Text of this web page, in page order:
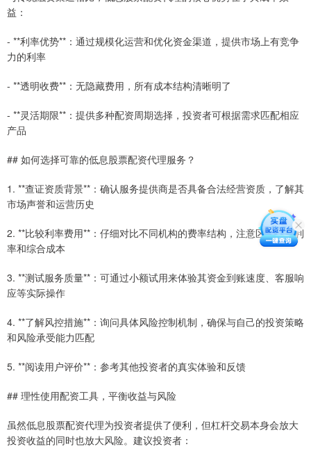
益：
- **利率优势**：通过规模化运营和优化资金渠道，提供市场上有竞争
力的利率
- **透明收费**：无隐藏费用，所有成本结构清晰明了
- **灵活期限**：提供多种配资周期选择，投资者可根据需求匹配相应
产品
## 如何选择可靠的低息股票配资代理服务？
1. **查证资质背景**：确认服务提供商是否具备合法经营资质，了解其
市场声誉和运营历史
2. **比较利率费用**：仔细对比不同机构的费率结构，注意区分名义利
率和综合成本
3. **测试服务质量**：可通过小额试用来体验其资金到账速度、客服响
应等实际操作
4. **了解风控措施**：询问具体风险控制机制，确保与自己的投资策略
和风险承受能力匹配
5. **阅读用户评价**：参考其他投资者的真实体验和反馈
## 理性使用配资工具，平衡收益与风险
虽然低息股票配资代理为投资者提供了便利，但杠杆交易本身会放大
投资收益的同时也放大风险。建议投资者：